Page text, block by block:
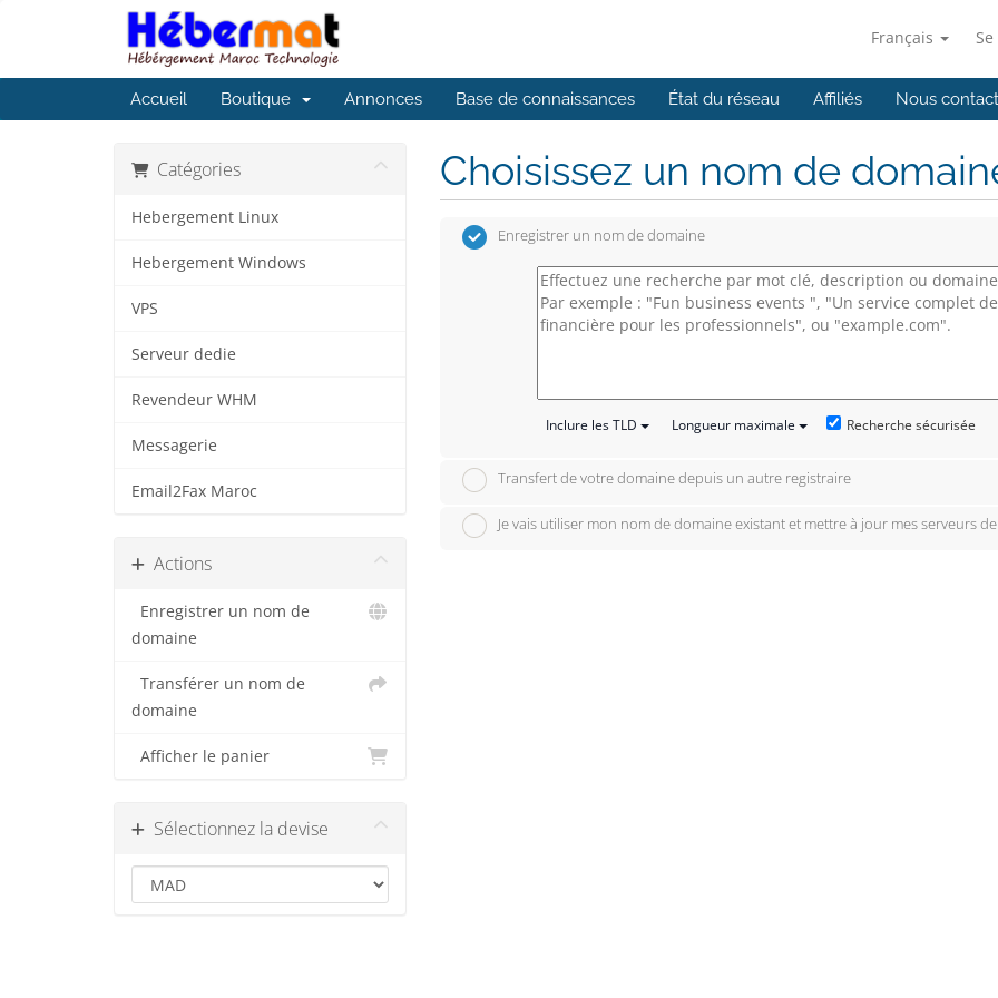
Français
Accueil Boutique Annonces Base de connaissances État du réseau Affiliés Nous
Catégories
Hebergement Linux
Hebergement Windows
VPS
Serveur dedie
Revendeur WHM
Messagerie
Email2Fax Maroc
Actions
Enregistrer un nom de
domaine
Transférer un nom de
domaine
Afficher le panier
Sélectionnez la devise
Choisissez un nom de
Enregistrer un nom de domaine
Inclure les TLD Longueur maximale Recherche sécurisée
Transfert de votre domaine depuis un autre registraire
Je vais utiliser mon nom de domaine existant et mettre à jour mes serveurs